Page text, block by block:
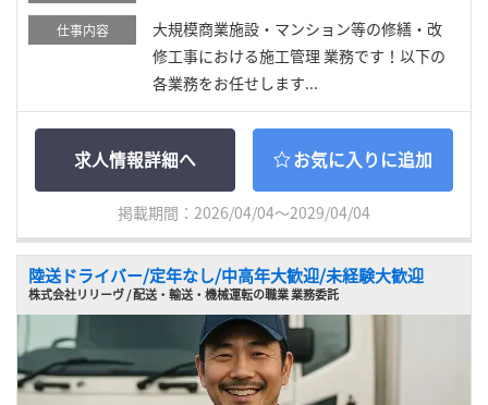
仕事内容
大規模商業施設・マンション等の修繕・改
修工事における施工管理 業務です！以下の
各業務をお任せします...
求人情報詳細へ お気に入りに追加
掲載期間：2026/04/04～2029/04/04
陸送ドライバー/定年なし/中高年大歓迎/未経験大歓迎
株式会社リリーヴ / 配送・輸送・機械運転の職業 業務委託